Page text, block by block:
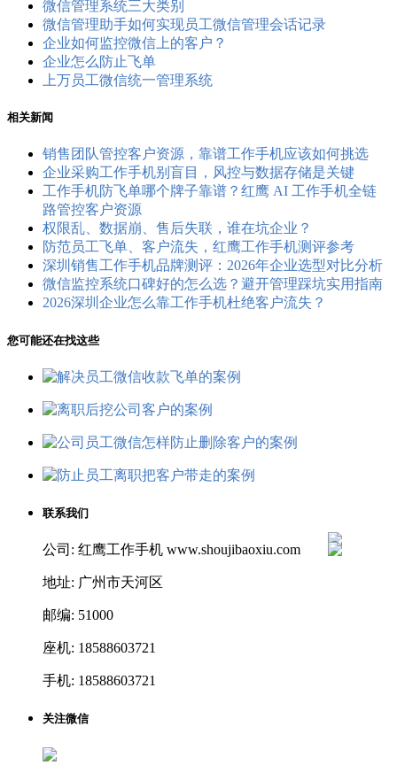
微信管理系统三大类别
微信管理助手如何实现员工微信管理会话记录
企业如何监控微信上的客户？
企业怎么防止飞单
上万员工微信统一管理系统
相关新闻
销售团队管控客户资源，靠谱工作手机应该如何挑选
企业采购工作手机别盲目，风控与数据存储是关键
工作手机防飞单哪个牌子靠谱？红鹰 AI 工作手机全链
路管控客户资源
权限乱、数据崩、售后失联，谁在坑企业？
防范员工飞单、客户流失，红鹰工作手机测评参考
深圳销售工作手机品牌测评：2026年企业选型对比分析
微信监控系统口碑好的怎么选？避开管理踩坑实用指南
2026深圳企业怎么靠工作手机杜绝客户流失？
您可能还在找这些
联系我们
公司: 红鹰工作手机 www.shoujibaoxiu.com
地址: 广州市天河区
邮编: 51000
座机: 18588603721
手机: 18588603721
关注微信